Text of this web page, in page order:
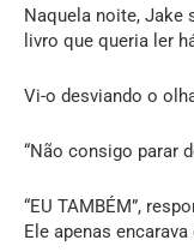
Naquela noite, Jake
livro que queria ler
Vi-o desviando o
“Não consigo parar
“EU TAMBÉM”,
Ele apenas